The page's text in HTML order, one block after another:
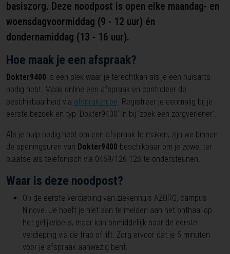
basiszorg. Deze noodpost is open elke maandag- en
woensdagvoormiddag (9 - 12 uur) én
dondernamiddag (13 - 16 uur).
Hoe maak je een afspraak?
Dokter9400 is een plek waar je terechtkan als je een huisarts
nodig hebt. Maak online een afspraak en controleer de
beschikbaarheid via afspraken.be. Registreer je eenmalig bij je
eerste bezoek en typ ‘Dokter9400’ in bij ‘zoek een zorgverlener’.
Als je hulp nodig hebt om een afspraak te maken, zijn we binnen
de openingsuren van Dokter9400 beschikbaar om je zowel ter
plaatse als telefonisch via 0469/126 126 te ondersteunen.
Waar is deze noodpost?
Op de eerste verdieping van ziekenhuis AZORG, campus
Ninove. Je hoeft je niet aan te melden aan het onthaal op
het gelijkvloers, maar kan onmiddellijk naar de eerste
verdieping via de trap of lift. Zorg ervoor dat je 5 minuten
voor je afspraak aanwezig bent.